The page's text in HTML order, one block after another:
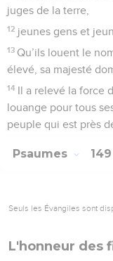
juges de la terre,
12 jeunes gens et
13 Qu’ils louent le
élevé, sa majesté
14 Il a relevé la force
louange pour tous
peuple qui est près
Psaumes 149
Seuls les Évangiles sont
L'honneur des